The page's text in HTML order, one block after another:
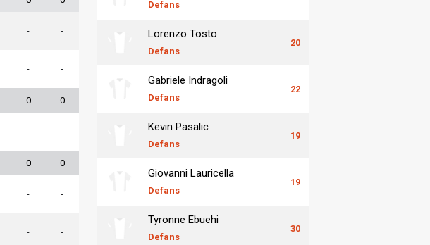
- -
- -
0 0
- -
0 0
- -
- -
Defans
Lorenzo Tosto
Defans
20
Gabriele Indragoli
Defans
22
Kevin Pasalic
Defans
19
Giovanni Lauricella
Defans
19
Tyronne Ebuehi
Defans
30